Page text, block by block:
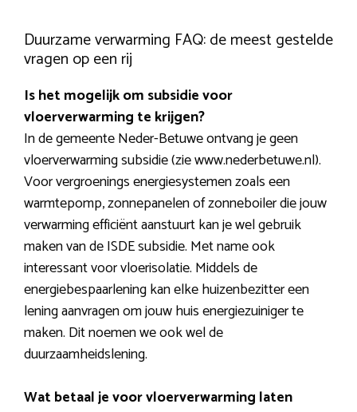
Duurzame verwarming FAQ: de meest gestelde
vragen op een rij
Is het mogelijk om subsidie voor
vloerverwarming te krijgen?
In de gemeente Neder-Betuwe ontvang je geen
vloerverwarming subsidie (zie www.nederbetuwe.nl).
Voor vergroenings energiesystemen zoals een
warmtepomp, zonnepanelen of zonneboiler die jouw
verwarming efficiënt aanstuurt kan je wel gebruik
maken van de ISDE subsidie. Met name ook
interessant voor vloerisolatie. Middels de
energiebespaarlening kan elke huizenbezitter een
lening aanvragen om jouw huis energiezuiniger te
maken. Dit noemen we ook wel de
duurzaamheidslening.
Wat betaal je voor vloerverwarming laten